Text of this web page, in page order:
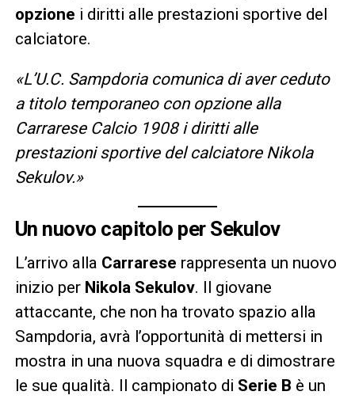
opzione i diritti alle prestazioni sportive del
calciatore.
«L’U.C. Sampdoria comunica di aver ceduto
a titolo temporaneo con opzione alla
Carrarese Calcio 1908 i diritti alle
prestazioni sportive del calciatore Nikola
Sekulov.»
Un nuovo capitolo per Sekulov
L’arrivo alla Carrarese rappresenta un nuovo
inizio per Nikola Sekulov. Il giovane
attaccante, che non ha trovato spazio alla
Sampdoria, avrà l’opportunità di mettersi in
mostra in una nuova squadra e di dimostrare
le sue qualità. Il campionato di Serie B è un